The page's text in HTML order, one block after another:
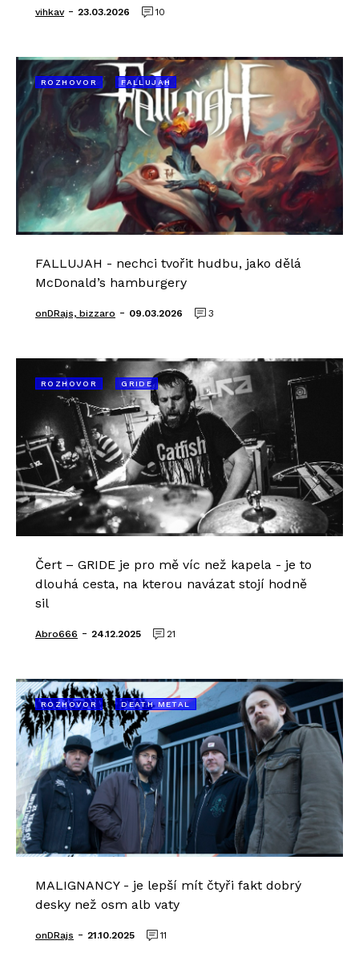
vihkav- 23.03.2026 10
ROZHOVOR FALLUJAH
FALLUJAH - nechci tvořit hudbu, jako dělá
McDonald’s hamburgery
onDRajs, bizzaro - 09.03.2026 3
ROZHOVOR GRIDE
Čert – GRIDE je pro mě víc než kapela - je to
dlouhá cesta, na kterou navázat stojí hodně
sil
Abro666 - 24.12.2025 21
ROZHOVOR DEATH METAL
MALIGNANCY - je lepší mít čtyři fakt dobrý
desky než osm alb vaty
onDRajs - 21.10.2025 11